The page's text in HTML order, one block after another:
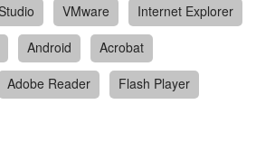
VMware
Internet Explorer
Android
Acrobat
Adobe Reader
Flash Player